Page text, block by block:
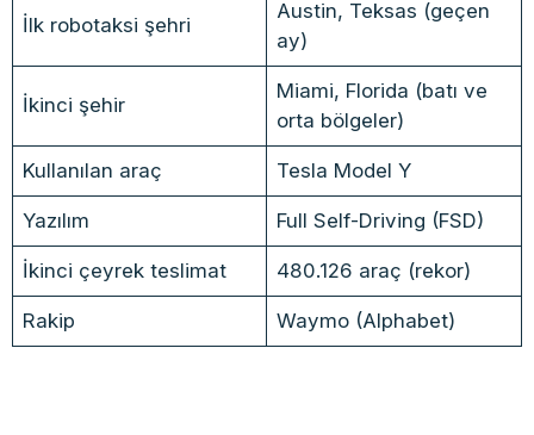
İlk robotaksi şehri
Austin, Teksas (geçen
ay)
İkinci şehir
Miami, Florida (batı ve
orta bölgeler)
Kullanılan araç Tesla Model Y
Yazılım Full Self-Driving (FSD)
İkinci çeyrek teslimat 480.126 araç (rekor)
Rakip Waymo (Alphabet)